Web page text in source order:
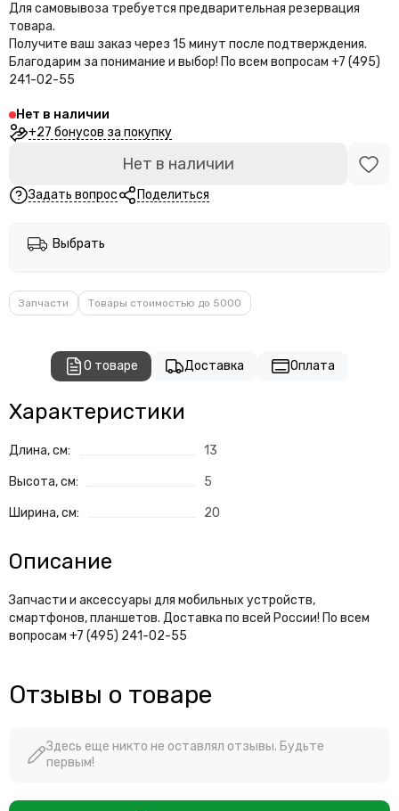
Для самовывоза требуется предварительная резервация
товара.
Получите ваш заказ через 15 минут после подтверждения.
Благодарим за понимание и выбор! По всем вопросам +7 (495)
241-02-55
Нет в наличии
+27 бонусов за покупку
Нет в наличии
Задать вопрос Поделиться
Выбрать
Запчасти Товары стоимостью до 5000
О товаре Доставка Оплата
Характеристики
Длина, см: 13
Высота, см: 5
Ширина, см: 20
Описание
Запчасти и аксессуары для мобильных устройств,
смартфонов, планшетов. Доставка по всей России! По всем
вопросам +7 (495) 241-02-55
Отзывы о товаре
Здесь еще никто не оставлял отзывы. Будьте
первым!